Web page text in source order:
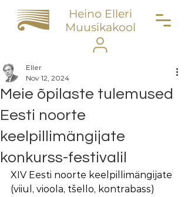
Heino Elleri
Muusikakool
Meie õpilaste tulemused
Eesti noorte
keelpillimängijate
konkurss-festivalil
Eller
Nov 12, 2024
​​XIV Eesti noorte keelpillimängijate
(viiul, vioola, tšello, kontrabass)